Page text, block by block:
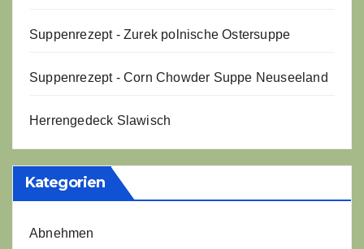
Suppenrezept - Zurek polnische Ostersuppe
Suppenrezept - Corn Chowder Suppe Neuseeland
Herrengedeck Slawisch
Kategorien
Abnehmen